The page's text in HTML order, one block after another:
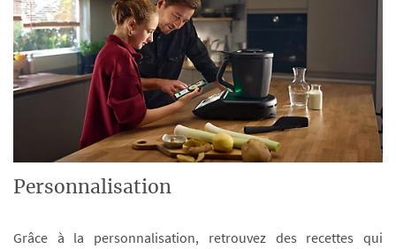
Personnalisation
Grâce à la personnalisation, retrouvez des recettes qui